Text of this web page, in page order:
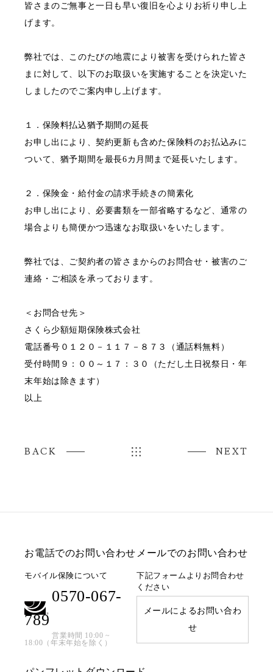
皆さまのご無事と一日も早い復旧を心よりお祈り申し上
げます。
弊社では、このたびの地震により被害を受けられた皆さ
まに対して、以下のお取扱いを実施することを決定いた
しましたのでご案内申し上げます。
１．保険料払込猶予期間の延長
お申し出により、契約更新も含めた保険料のお払込みに
ついて、猶予期間を最長6カ月間まで延長いたします。
２．保険金・給付金の請求手続きの簡素化
お申し出により、必要書類を一部省略するなど、通常の
場合よりも簡便かつ迅速なお取扱いをいたします。
弊社では、ご契約者の皆さまからのお問合せ・被害のご
連絡・ご相談を承っております。
＜お問合せ先＞
さくら少額短期保険株式会社
電話番号０１２０－１１７－８７３（通話料無料）
受付時間９：００～１７：３０（ただし土日祝祭日・年
末年始は除きます）
以上
BACK NEXT
お電話でのお問い合わせ
モバイル保険について
0570-067-
789
営業時間 10:00 ~
18:00（年末年始を除く）
メールでのお問い合わせ
下記フォームよりお問合わせ
ください
メールによるお問い合わ
せ